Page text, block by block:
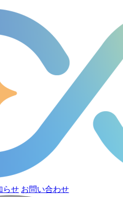
らせ お問い合わせ